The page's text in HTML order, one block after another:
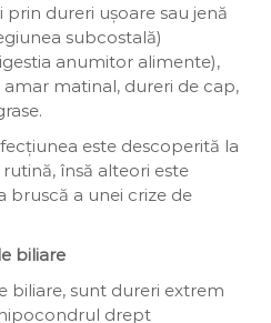
dureri ușoare sau jenă
subcostală)
anumitor alimente),
matinal, dureri de cap,
este descoperită la
însă alteori este
bruscă a unei crize de
biliare
biliare, sunt dureri extrem
drept